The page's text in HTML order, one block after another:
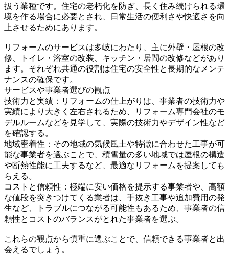
扱う業種です。住宅の老朽化を防ぎ、長く住み続けられる環
境を作る場合に必要とされ、日常生活の便利さや快適さを向
上させるためにあります。
リフォームのサービスは多岐にわたり、主に外壁・屋根の改
修、トイレ・浴室の改装、キッチン・居間の改修などがあり
ます。それぞれ共通の役割は住宅の安全性と長期的なメンテ
ナンスの確保です。
サービスや事業者選びの観点
技術力と実績：リフォームの仕上がりは、事業者の技術力や
実績により大きく左右されるため、リフォーム専門会社のモ
デルルームなどを見学して、実際の技術力やデザイン性など
を確認する。
地域密着性：その地域の気候風土や特徴に合わせた工事が可
能な事業者を選ぶことで、積雪量の多い地域では屋根の構造
や断熱性能に工夫するなど、最適なリフォームを提案しても
らえる。
コストと信頼性：極端に安い価格を提示する事業者や、高額
な値段を突きつけてくる業者は、手抜き工事や追加費用の発
生など、トラブルにつながる可能性もあるため、事業者の信
頼性とコストのバランスがとれた事業者を選ぶ。
これらの観点から慎重に選ぶことで、信頼できる事業者と出
会えるでしょう。